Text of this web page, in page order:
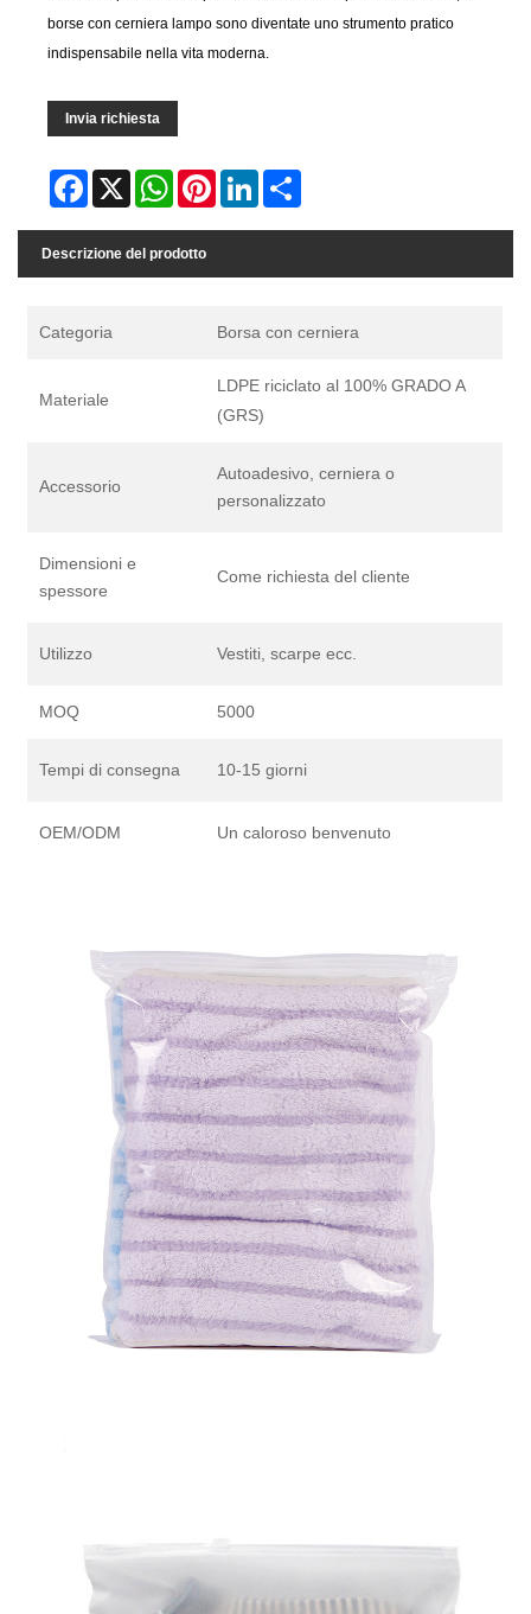
borse con cerniera lampo sono diventate uno strumento pratico
indispensabile nella vita moderna.
Invia richiesta
Facebook WhatsAppPinterestLinkedIn
Descrizione del prodotto
Categoria Borsa con cerniera
Materiale
LDPE riciclato al 100% GRADO A
(GRS)
Accessorio
Autoadesivo, cerniera o
personalizzato
Dimensioni e
spessore
Come richiesta del cliente
Utilizzo Vestiti, scarpe ecc.
MOQ 5000
Tempi di consegna 10-15 giorni
OEM/ODM Un caloroso benvenuto